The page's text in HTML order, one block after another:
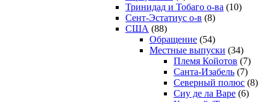
Тринидад и Тобаго о-ва (10)
Сент-Эстатиус о-в (8)
США (88)
Обращение (54)
Местные выпуски (34)
Племя Койотов (7)
Санта-Изабель (7)
Северный полюс (8)
Сиу де ла Варе (6)